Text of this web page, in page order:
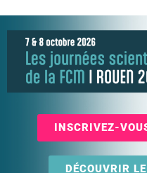
INSCRIVEZ-
DÉCOUVRIR